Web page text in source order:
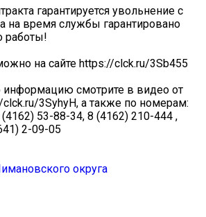
гарантируется увольнение с
на время службы гарантировано
работы!
на сайте https://clck.ru/3Sb455
смотрите в видео от
3SyhyH, а также по номерам:
53-88-34, 8 (4162) 210-444 ,
2-09-05
округа